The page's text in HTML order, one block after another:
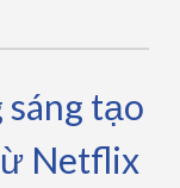
sáng tạo
Netflix